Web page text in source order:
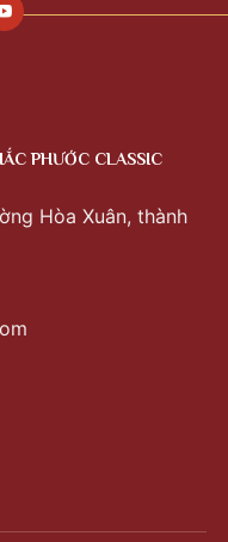
PHƯỚC CLASSIC
Hòa Xuân, thành